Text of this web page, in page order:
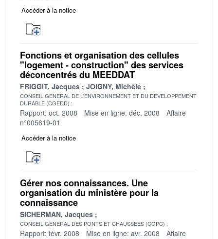
Accéder à la notice
Fonctions et organisation des cellules
"logement - construction" des services
déconcentrés du MEEDDAT
FRIGGIT, Jacques JOIGNY, Michèle
CONSEIL GENERAL DE L'ENVIRONNEMENT ET DU DEVELOPPEMENT
DURABLE (CGEDD)
Rapport: oct. 2008 Mise en ligne: déc. 2008
Affaire
n°005619-01
Accéder à la notice
Gérer nos connaissances. Une
organisation du ministère pour la
connaissance
SICHERMAN, Jacques
CONSEIL GENERAL DES PONTS ET CHAUSSEES (CGPC)
Rapport: févr. 2008 Mise en ligne: avr. 2008
Affaire